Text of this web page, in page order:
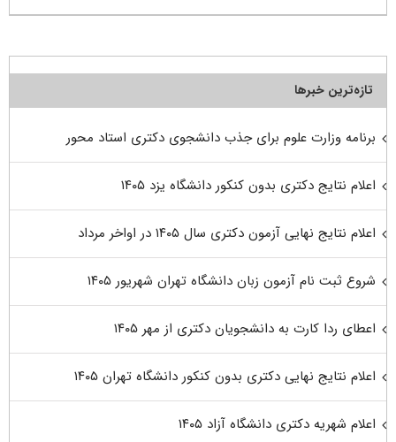
تازه‌ترین خبرها
برنامه وزارت علوم برای جذب دانشجوی دکتری استاد محور
اعلام نتایج دکتری بدون کنکور دانشگاه یزد ۱۴۰۵
اعلام نتایج نهایی آزمون دکتری سال ۱۴۰۵ در اواخر مرداد
شروع ثبت نام آزمون زبان دانشگاه تهران شهریور ۱۴۰۵
اعطای ردا کارت به دانشجویان دکتری از مهر ۱۴۰۵
اعلام نتایج نهایی دکتری بدون کنکور دانشگاه تهران ۱۴۰۵
اعلام شهریه دکتری دانشگاه آزاد ۱۴۰۵